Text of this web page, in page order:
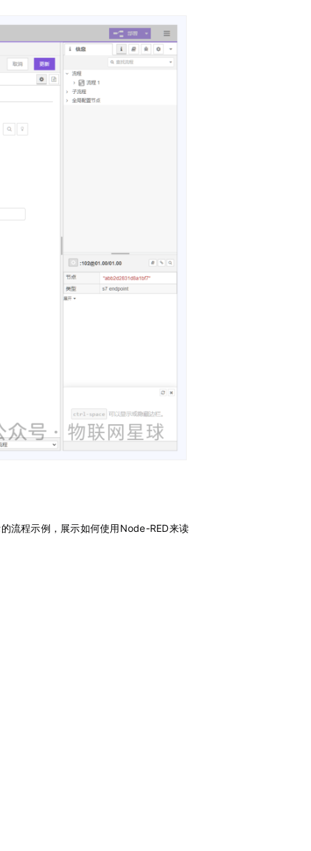
流程示例，展示如何使用Node-RED来读